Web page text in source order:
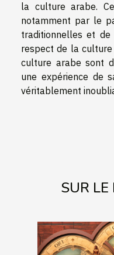
la culture arabe.
notamment par le
traditionnelles et de
respect de la
culture arabe sont
une expérience de
véritablement
SUR LE